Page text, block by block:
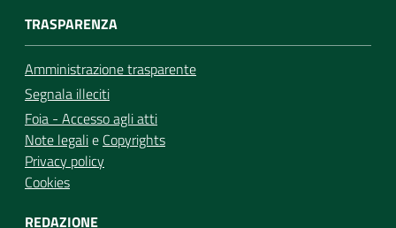
TRASPARENZA
Amministrazione trasparente
Segnala illeciti
Foia - Accesso agli atti
Note legalie Copyrights
Privacy policy
Cookies
REDAZIONE